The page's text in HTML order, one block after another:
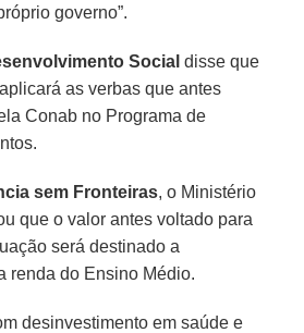
governo”.
Social disse que
as verbas que antes
Conab no Programa de
sem Fronteiras, o Ministério
que o valor antes voltado para
será destinado a
renda do Ensino Médio.
desinvestimento em saúde e